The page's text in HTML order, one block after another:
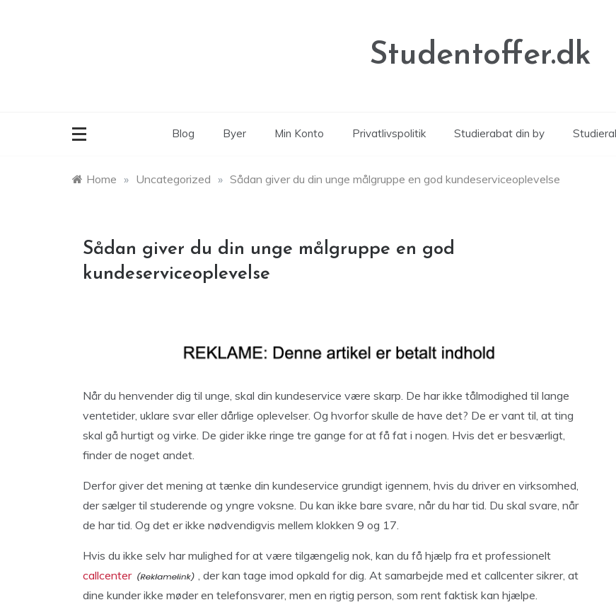
Studentoffer.dk
Blog Byer Min Konto Privatlivspolitik Studierabat din by
Home » Uncategorized » Sådan giver du din unge målgruppe en god kundeserviceoplevelse
Sådan giver du din unge målgruppe en god
kundeserviceoplevelse
Når du henvender dig til unge, skal din kundeservice være skarp. De har ikke tålmodighed til lange
ventetider, uklare svar eller dårlige oplevelser. Og hvorfor skulle de have det? De er vant til, at ting
skal gå hurtigt og virke. De gider ikke ringe tre gange for at få fat i nogen. Hvis det er besværligt,
finder de noget andet.
Derfor giver det mening at tænke din kundeservice grundigt igennem, hvis du driver en virksomhed,
der sælger til studerende og yngre voksne. Du kan ikke bare svare, når du har tid. Du skal svare, når
de har tid. Og det er ikke nødvendigvis mellem klokken 9 og 17.
Hvis du ikke selv har mulighed for at være tilgængelig nok, kan du få hjælp fra et professionelt
callcenter
, der kan tage imod opkald for dig. At samarbejde med et callcenter sikrer, at
dine kunder ikke møder en telefonsvarer, men en rigtig person, som rent faktisk kan hjælpe.